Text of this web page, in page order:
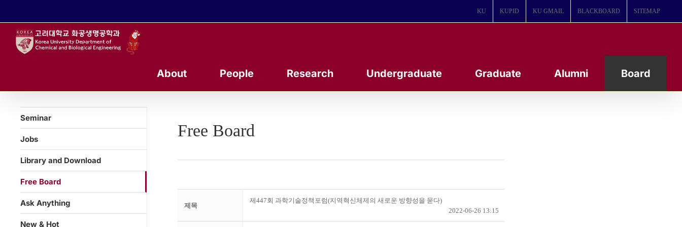
KU KUPID KU GMAIL BLACKBOARD SITEMAP
About People Research Undergraduate Graduate Alumni Board
Free Board
제목
제447회 과학기술정책포럼(지역혁신체제의 새로운 방향성을 묻다)
2022-06-26 13:15
Seminar
Jobs
Library and Download
Free Board
Ask Anything
New & Hot